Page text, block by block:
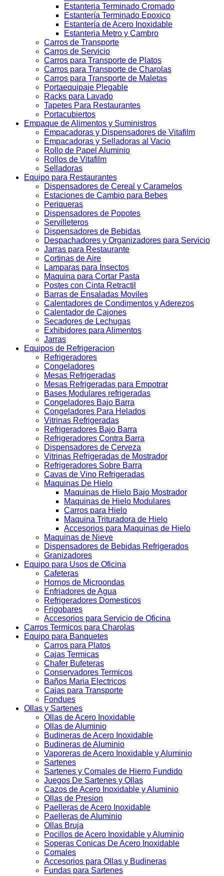
Estanteria Terminado Cromado
Estantería Terminado Epoxico
Estantería de Acero Inoxidable
Estanteria Metro y Cambro
Carros de Transporte
Carros de Servicio
Carros para Transporte de Platos
Carros para Transporte de Charolas
Carros para Transporte de Maletas
Portaequipaje Plegable
Racks para Lavado
Tapetes Para Restaurantes
Portacubiertos
Empaque de Alimentos y Suministros
Empacadoras y Dispensadores de Vitafilm
Empacadoras y Selladoras al Vacio
Rollo de Papel Aluminio
Rollos de Vitafilm
Selladoras
Equipo para Restaurantes
Dispensadores de Cereal y Caramelos
Estaciones de Cambio para Bebes
Periqueras
Dispensadores de Popotes
Servilleteros
Dispensadores de Bebidas
Despachadores y Organizadores para Servicio
Jarras para Restaurante
Cortinas de Aire
Lamparas para Insectos
Maquina para Cortar Pasta
Postes con Cinta Retractil
Barras de Ensaladas Moviles
Calentadores de Condimentos y Aderezos
Calentador de Cajones
Secadores de Lechugas
Exhibidores para Alimentos
Jarras
Equipos de Refrigeracion
Refrigeradores
Congeladores
Mesas Refrigeradas
Mesas Refrigeradas para Empotrar
Bases Modulares refrigeradas
Congeladores Bajo Barra
Congeladores Para Helados
Vitrinas Refrigeradas
Refrigeradores Bajo Barra
Refrigeradores Contra Barra
Dispensadores de Cerveza
Vitrinas Refrigeradas de Mostrador
Refrigeradores Sobre Barra
Cavas de Vino Refrigeradas
Maquinas De Hielo
Maquinas de Hielo Bajo Mostrador
Maquinas de Hielo Modulares
Carros para Hielo
Maquina Trituradora de Hielo
Accesorios para Maquinas de Hielo
Maquinas de Nieve
Dispensadores de Bebidas Refrigerados
Granizadores
Equipo para Usos de Oficina
Cafeteras
Hornos de Microondas
Enfriadores de Agua
Refrigeradores Domesticos
Frigobares
Accesorios para Servicio de Oficina
Carros Termicos para Charolas
Equipo para Banquetes
Carros para Platos
Cajas Termicas
Chafer Bufeteras
Conservadores Termicos
Baños Maria Electricos
Cajas para Transporte
Fondues
Ollas y Sartenes
Ollas de Acero Inoxidable
Ollas de Aluminio
Budineras de Acero Inoxidable
Budineras de Aluminio
Vaporeras de Acero Inoxidable y Aluminio
Sartenes
Sartenes y Comales de Hierro Fundido
Juegos De Sartenes y Ollas
Cazos de Acero Inoxidable y Aluminio
Ollas de Presion
Paelleras de Acero Inoxidable
Paelleras de Aluminio
Ollas Bruja
Pocillos de Acero Inoxidable y Aluminio
Soperas Conicas De Acero Inoxidable
Comales
Accesorios para Ollas y Budineras
Fundas para Sartenes